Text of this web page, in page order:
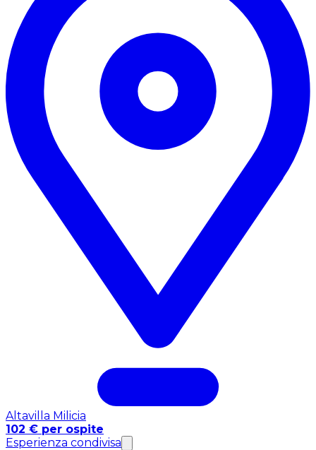
Altavilla Milicia
102 € per ospite
Esperienza condivisa